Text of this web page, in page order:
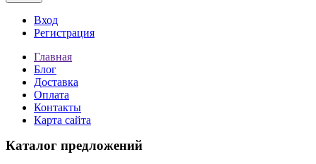
Вход
Регистрация
Главная
Блог
Доставка
Оплата
Контакты
Карта сайта
Каталог предложений